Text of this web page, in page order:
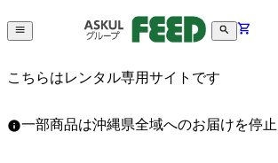
こちらはレンタル専用サイトです
一部商品は沖縄県全域へのお届けを停